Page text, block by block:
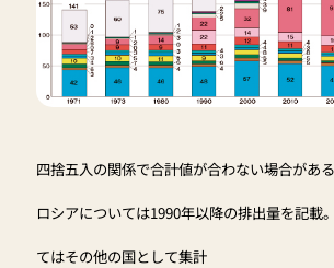
四捨五入の関係で合計値が合わない場合がある
ロシアについては1990年以降の排出量を記載
てはその他の国として集計